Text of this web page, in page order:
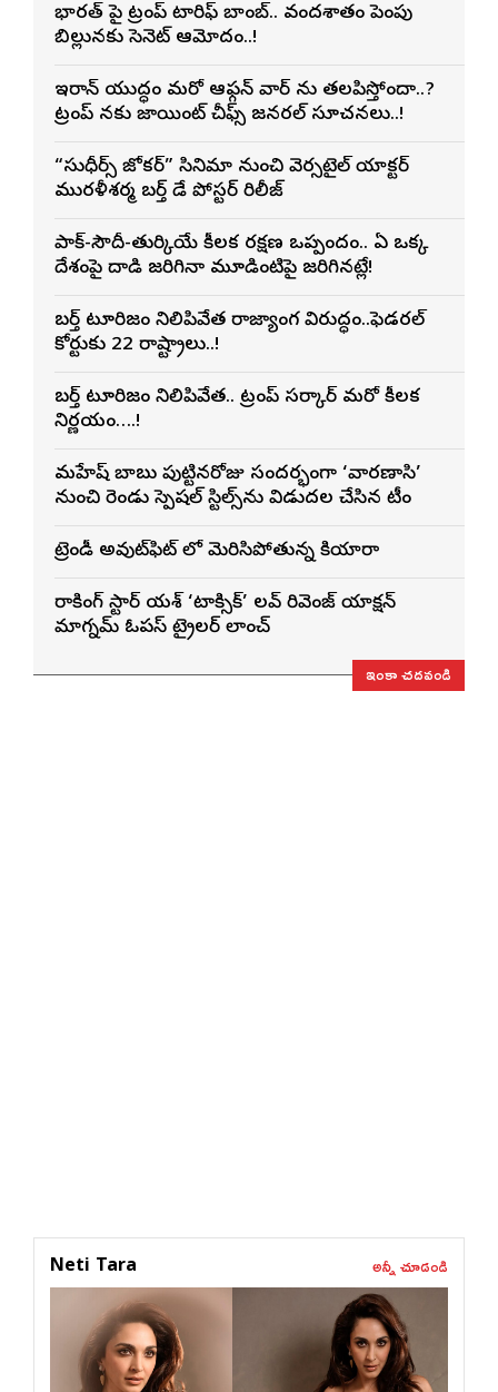
భారత్ పై ట్రంప్ టారిఫ్ బాంబ్.. వందశాతం పెంపు
బిల్లునకు సెనెట్ ఆమోదం..!
ఇరాన్ యుద్ధం మరో ఆఫ్గన్ వార్ ను తలపిస్తోందా..?
ట్రంప్ నకు జాయింట్ చీఫ్స్ జనరల్ సూచనలు..!
“సుధీర్స్ జోకర్” సినిమా నుంచి వెర్సటైల్ యాక్టర్
మురళీశర్మ బర్త్ డే పోస్టర్ రిలీజ్
పాక్-సౌదీ-తుర్కియే కీలక రక్షణ ఒప్పందం.. ఏ ఒక్క
దేశంపై దాడి జరిగినా మూడింటిపై జరిగినట్లే!
బర్త్ టూరిజం నిలిపివేత రాజ్యాంగ విరుద్ధం..ఫెడరల్
కోర్టుకు 22 రాష్ట్రాలు..!
బర్త్ టూరిజం నిలిపివేత.. ట్రంప్ సర్కార్ మరో కీలక
నిర్ణయం….!
మహేష్ బాబు పుట్టినరోజు సందర్భంగా ‘వారణాసి’
నుంచి రెండు స్పెషల్ స్టిల్స్‌ను విడుదల చేసిన టీం
ట్రెండీ అవుట్‌ఫిట్ లో మెరిసిపోతున్న కియారా
రాకింగ్ స్టార్ యశ్ ‘టాక్సిక్’ లవ్ రివెంజ్ యాక్షన్
మాగ్నమ్ ఓపస్‌ ట్రైలర్ లాంచ్
ఇంకా చదవండి
Neti Tara అన్నీ చూడండి